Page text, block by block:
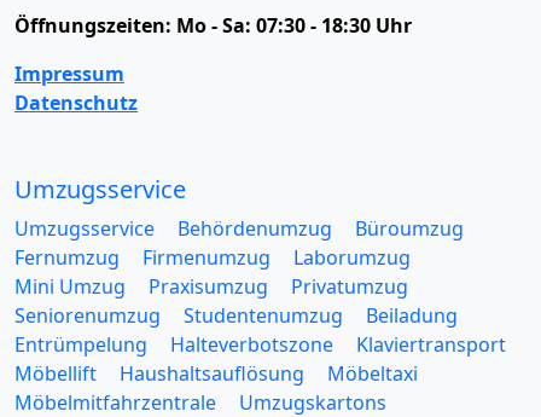
Öffnungszeiten: Mo - Sa: 07:30 - 18:30 Uhr
Impressum
Datenschutz
Umzugsservice
Umzugsservice Behördenumzug
Büroumzug
Fernumzug
Firmenumzug
Laborumzug
Mini Umzug
Praxisumzug
Privatumzug
Seniorenumzug
Studentenumzug
Beiladung
Entrümpelung
Halteverbotszone
Klaviertransport
Möbellift
Haushaltsauflösung
Möbeltaxi
Möbelmitfahrzentrale
Umzugskartons